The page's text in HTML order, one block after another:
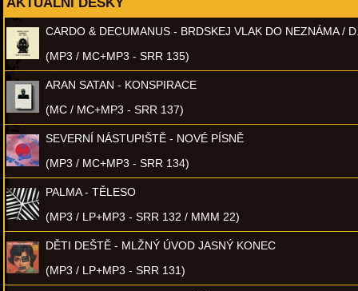
CARDO & DECUMANUS - BRDSKEJ VLAK DO NEZNÁMA /
(MP3 / MC+MP3 - SRR 135)
ARAN SATAN - KONSPIRACE
(MC / MC+MP3 - SRR 137)
SEVERNÍ NÁSTUPIŠTĚ - NOVÉ PÍSNĚ
(MP3 / MC+MP3 - SRR 134)
PALMA - TĚLESO
(MP3 / LP+MP3 - SRR 132 / MMM 22)
DĚTI DEŠTĚ - MLŽNÝ ÚVOD JASNÝ KONEC
(MP3 / LP+MP3 - SRR 131)